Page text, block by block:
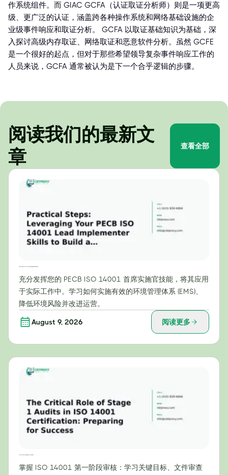
作系统组件。而 GIAC GCFA（认证取证分析师）则是一项更高
级、更广泛的认证，涵盖跨各种操作系统和网络基础设施的企
业级事件响应和取证分析。 GCFA 以取证基础知识为基础，深
入探讨高级内存取证、网络取证和恶意软件分析。虽然 GCFE
是一个很好的起点，但对于那些希望领导复杂事件响应工作的
人员来说，GCFA 通常被认为是下一个合乎逻辑的步骤。
阅读我们的最新文
章
查看全部
充分发挥您的 PECB ISO 14001 首席实施官技能，将其应用
于实际工作中。学习如何实施有效的环境管理体系 (EMS)、
降低环境风险并改进运营。
August 9, 2026 阅读更多
掌握 ISO 14001 第一阶段审核：学习关键目标、文件审查